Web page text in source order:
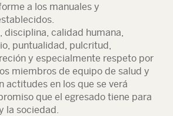
a los manuales y
disciplina, calidad humana,
puntualidad, pulcritud,
y especialmente respeto por
miembros de equipo de salud y
actitudes en los que se verá
que el egresado tiene para
la sociedad.